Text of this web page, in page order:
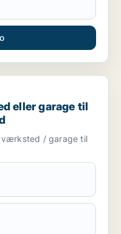
til salg i Region
eller garage til
/ garage til